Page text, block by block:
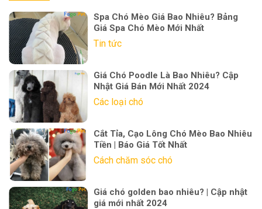
Spa Chó Mèo Giá Bao Nhiêu? Bảng
Giá Spa Chó Mèo Mới Nhất
Tin tức
Giá Chó Poodle Là Bao Nhiêu? Cập
Nhật Giá Bán Mới Nhất 2024
Các loại chó
Cắt Tỉa, Cạo Lông Chó Mèo Bao Nhiêu
Tiền | Báo Giá Tốt Nhất
Cách chăm sóc chó
Giá chó golden bao nhiêu? | Cập nhật
giá mới nhất 2024